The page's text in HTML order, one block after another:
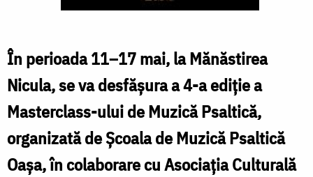
În perioada 11–17 mai, la Mănăstirea
Nicula, se va desfășura a 4-a ediție a
Masterclass-ului de Muzică Psaltică,
organizată de Școala de Muzică Psaltică
Oașa, în colaborare cu Asociația Culturală